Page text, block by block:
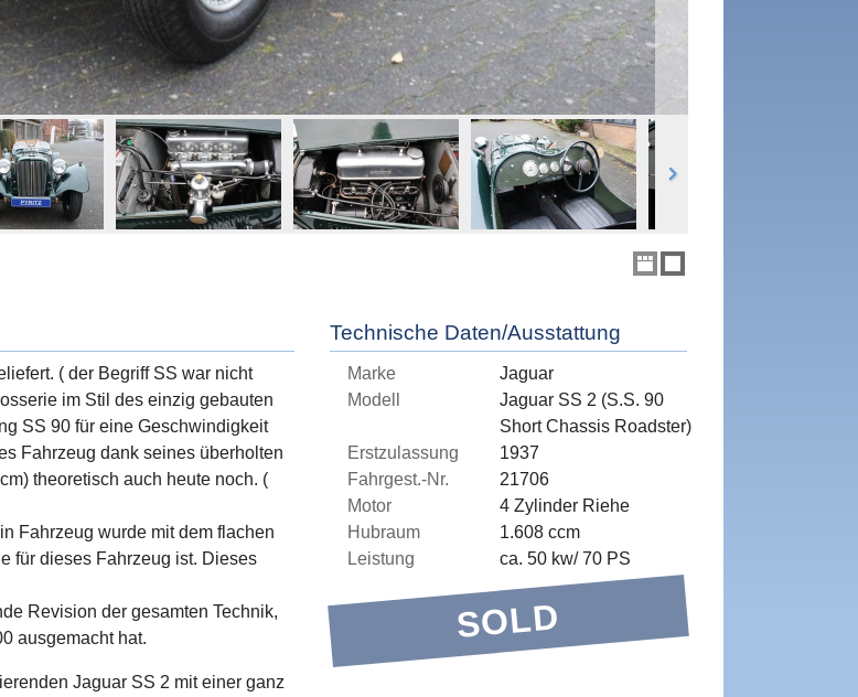
( der Begriff SS war nicht
im Stil des einzig gebauten
SS 90 für eine Geschwindigkeit
Fahrzeug dank seines überholten
theoretisch auch heute noch. (
Fahrzeug wurde mit dem flachen
für dieses Fahrzeug ist. Dieses
Revision der gesamten Technik,
ausgemacht hat.
Jaguar SS 2 mit einer ganz
Technische Daten/Ausstattung
Marke
Jaguar
Modell
Jaguar SS 2 (S.S. 90
Short Chassis Roadster)
Erstzulassung
1937
Fahrgest.-Nr.
21706
Motor
4 Zylinder Riehe
Hubraum
1.608 ccm
Leistung
ca. 50 kw/ 70 PS
SOLD